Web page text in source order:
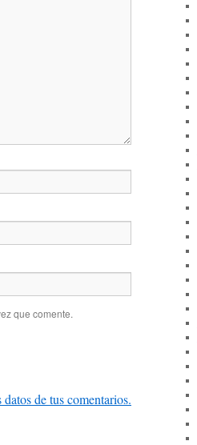
que comente.
de tus comentarios.